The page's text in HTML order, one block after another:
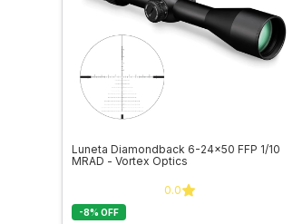
Luneta Diamondback 6-24x50 FFP 1/10
MRAD - Vortex Optics
0.0
-8% OFF